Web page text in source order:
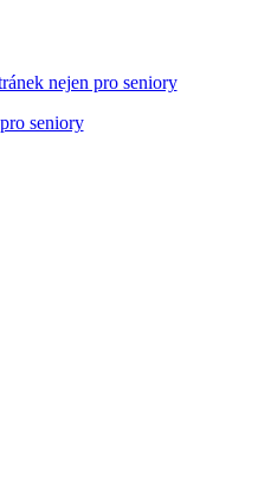
nejen pro seniory